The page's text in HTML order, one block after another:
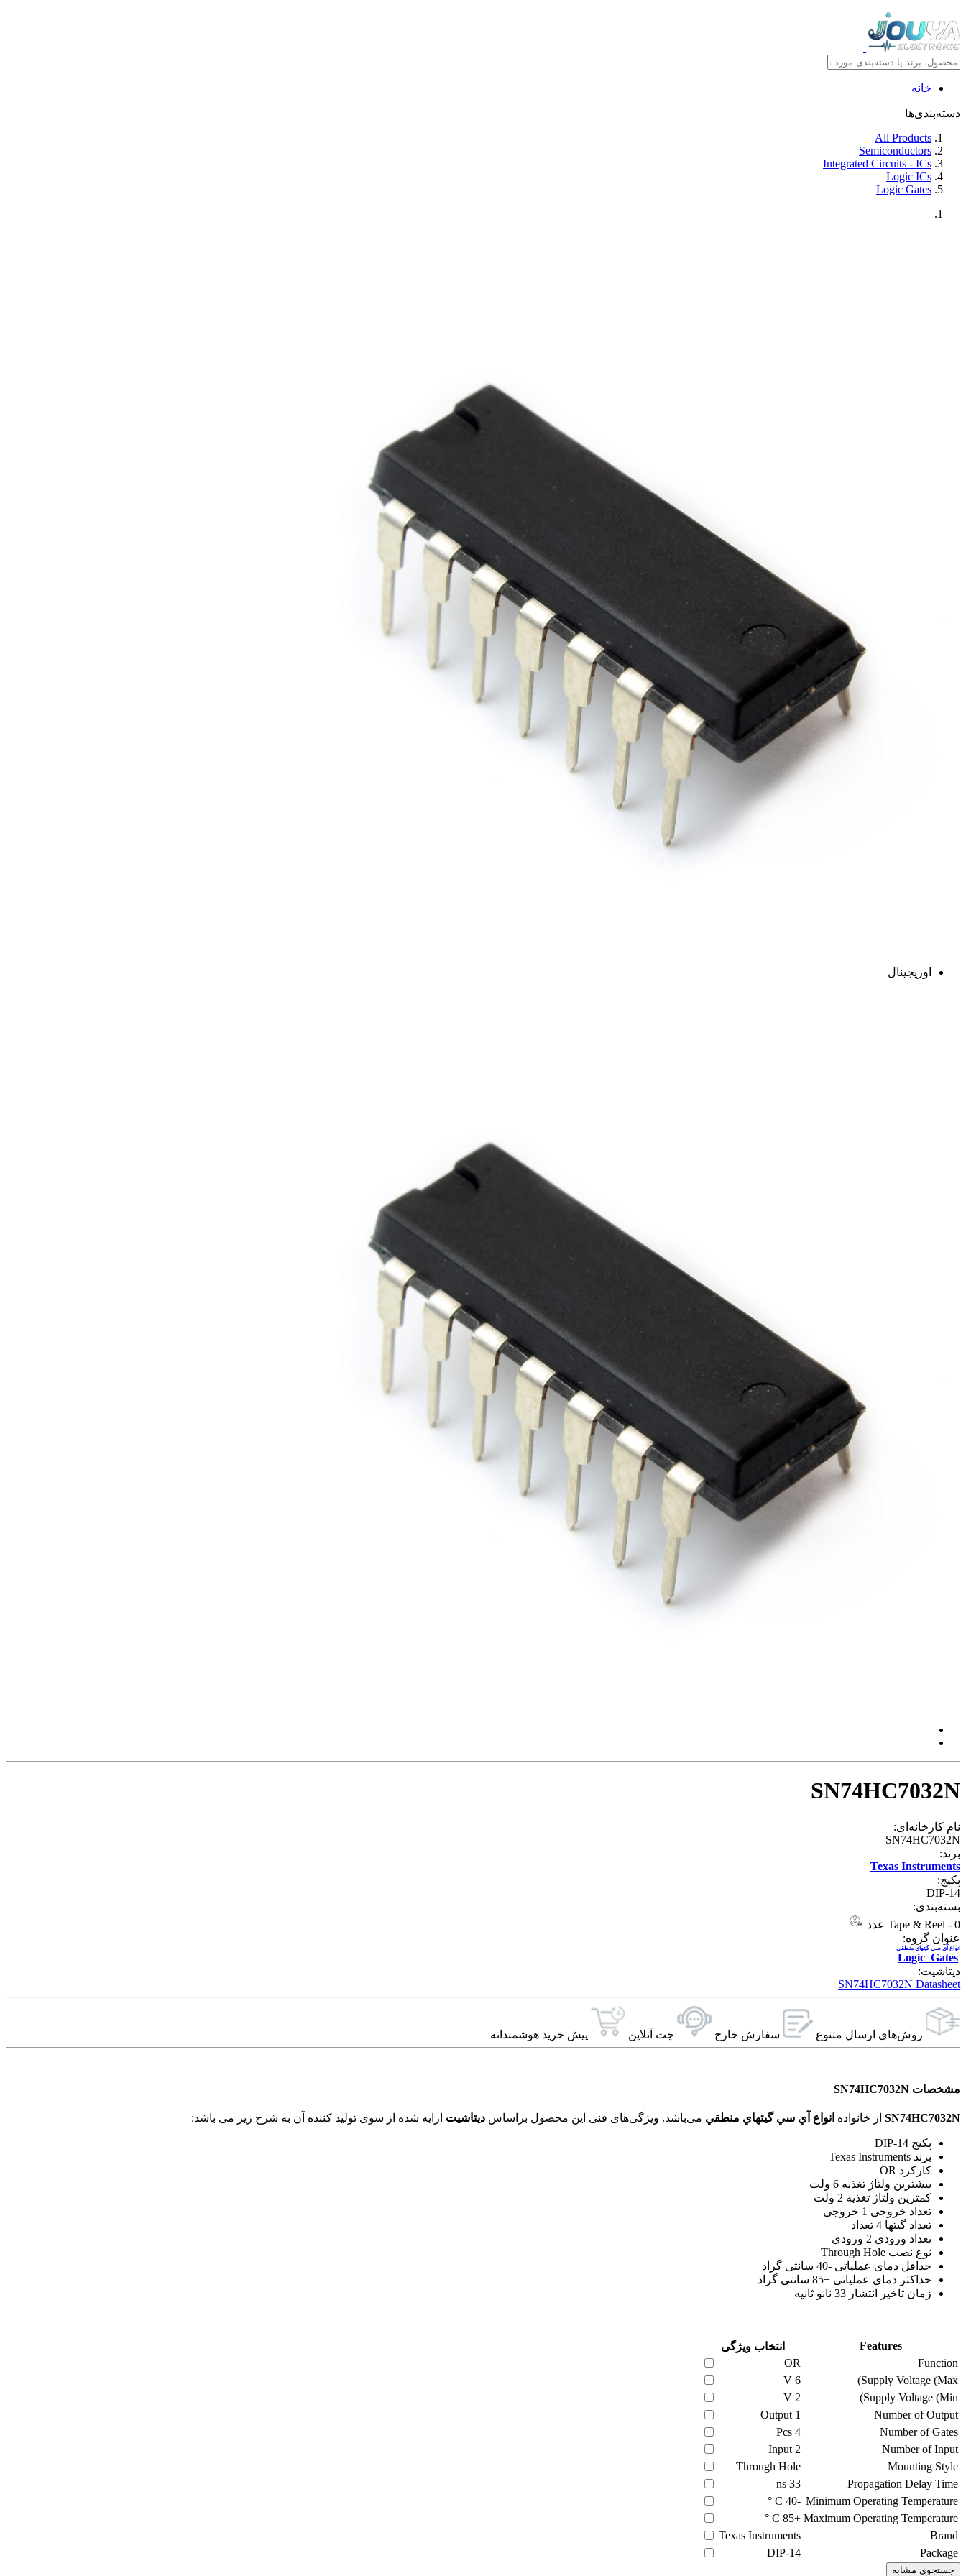
خانه
دسته‌بندی‌ها
All Products
Semiconductors
Integrated Circuits - ICs
Logic ICs
Logic Gates
اوریجینال
SN74HC7032N
نام کارخانه‌ای:
SN74HC7032N
برند:
Texas Instruments
پکیج:
DIP-14
بسته‌بندی:
Tape & Reel - 0 عدد
عنوان گروه:
Logic Gates
انواع آي سي گيتهاي منطقي
دیتاشیت:
SN74HC7032N Datasheet
روش‌های ارسال‌ متنوع سفارش خارج چت آنلاین پیش خرید هوشمندانه
مشخصات SN74HC7032N
SN74HC7032N از خانواده انواع آي سي گيتهاي منطقي دیتاشیت ارایه شده از سوی تولید کننده آن به شرح زیر می باشد:
پکیج DIP-14
برند Texas Instruments
کارکرد OR
بیشترین ولتاژ تغذیه 6 ولت
کمترین ولتاژ تغذیه 2 ولت
تعداد خروجی 1 خروجی
تعداد گیتها 4 تعداد
تعداد ورودی 2 ورودی
نوع نصب Through Hole
حداقل دمای عملیاتی -40 سانتی گراد
حداکثر دمای عملیاتی +85 سانتی گراد
زمان تاخیر انتشار 33 نانو ثانیه
Features
انتخاب ویژگی
Function
OR
Supply Voltage (Max)
6
V
Supply Voltage (Min)
2
V
Number of Output
1
Output
Number of Gates
4
Pcs
Number of Input
2
Input
Mounting Style
Through Hole
Propagation Delay Time
33
ns
Minimum Operating Temperature
-40
C °
Maximum Operating Temperature
+85
C °
Brand
Texas Instruments
Package
DIP-14
جستجوی مشابه